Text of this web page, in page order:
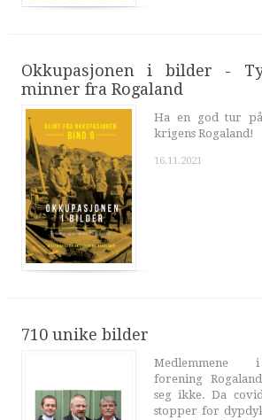
Okkupasjonen i bilder -
minner fra Rogaland
Ha en god tur på
krigens Rogaland!
16.11.2021
710 unike bilder
Medlemmene
forening
seg ikke. Da
stopper for